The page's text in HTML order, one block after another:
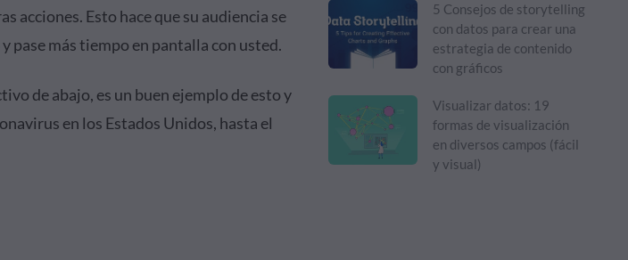
acciones. Esto hace que su audiencia se
pase más tiempo en pantalla con usted.
de abajo, es un buen ejemplo de esto y
en los Estados Unidos, hasta el
5 Consejos de storytelling
con datos para crear una
estrategia de contenido
con gráficos
Visualizar datos: 19
formas de visualización
en diversos campos (fácil
y visual)